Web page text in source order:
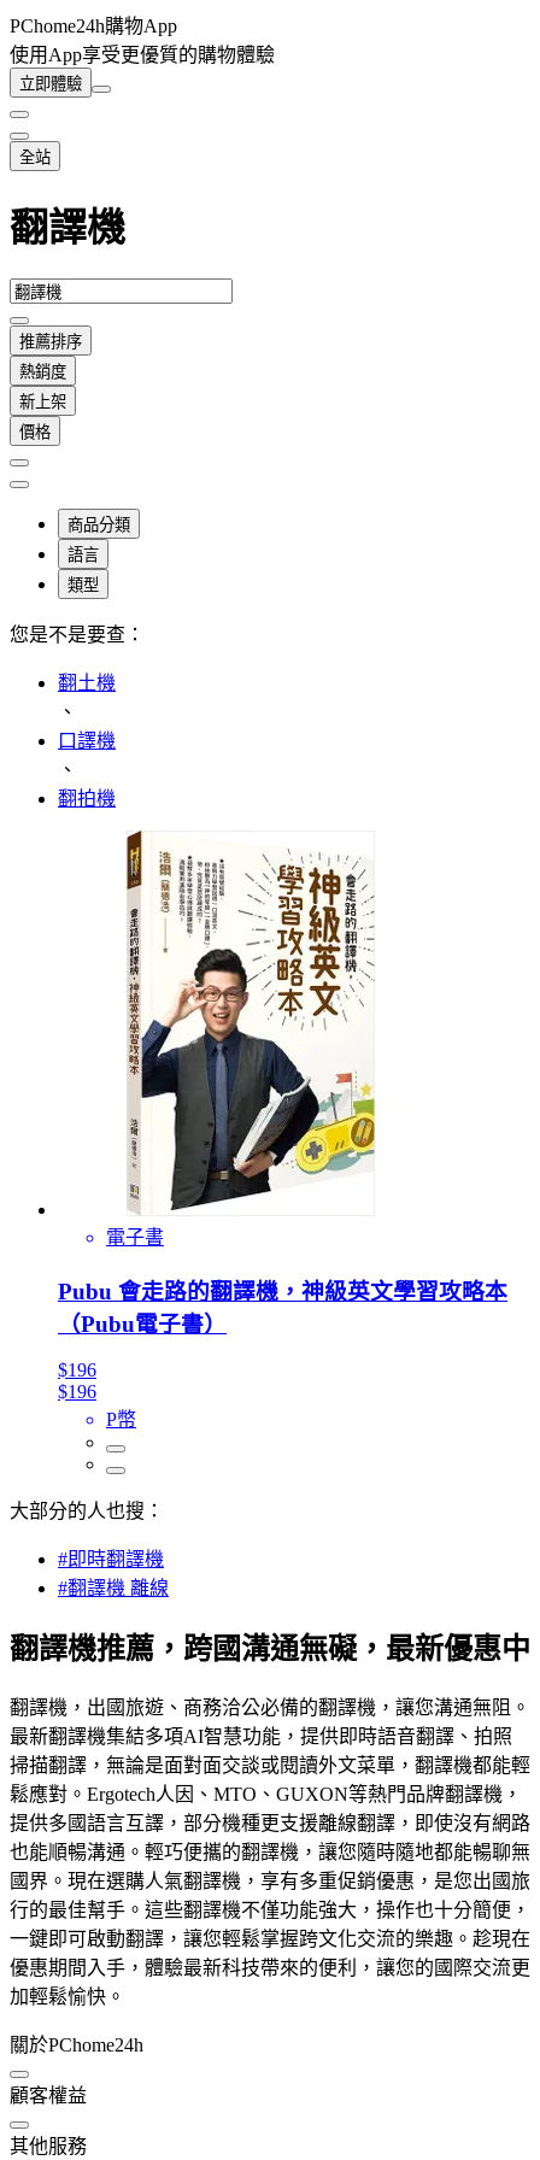
PChome24h購物App
使用App享受更優質的購物體驗
立即體驗
全站
翻譯機
推薦排序
熱銷度
新上架
價格
商品分類
語言
類型
您是不是要查：
翻土機
、
口譯機
、
翻拍機
電子書
Pubu 會走路的翻譯機，神級英文學習攻略本
（Pubu電子書）
$196
$196
P幣
大部分的人也搜：
#即時翻譯機
#翻譯機 離線
翻譯機推薦，跨國溝通無礙，最新優惠中
翻譯機，出國旅遊、商務洽公必備的翻譯機，讓您溝通無阻。
最新翻譯機集結多項AI智慧功能，提供即時語音翻譯、拍照
掃描翻譯，無論是面對面交談或閱讀外文菜單，翻譯機都能輕
鬆應對。Ergotech人因、MTO、GUXON等熱門品牌翻譯機，
提供多國語言互譯，部分機種更支援離線翻譯，即使沒有網路
也能順暢溝通。輕巧便攜的翻譯機，讓您隨時隨地都能暢聊無
國界。現在選購人氣翻譯機，享有多重促銷優惠，是您出國旅
行的最佳幫手。這些翻譯機不僅功能強大，操作也十分簡便，
一鍵即可啟動翻譯，讓您輕鬆掌握跨文化交流的樂趣。趁現在
優惠期間入手，體驗最新科技帶來的便利，讓您的國際交流更
加輕鬆愉快。
關於PChome24h
顧客權益
其他服務